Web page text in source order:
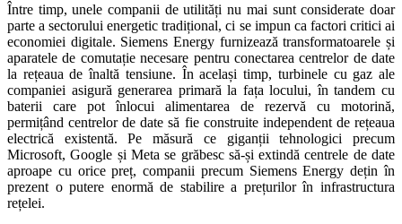
Între timp, unele companii de utilități nu mai sunt considerate doar
parte a sectorului energetic tradițional, ci se impun ca factori critici ai
economiei digitale. Siemens Energy furnizează transformatoarele și
aparatele de comutație necesare pentru conectarea centrelor de date
la rețeaua de înaltă tensiune. În același timp, turbinele cu gaz ale
companiei asigură generarea primară la fața locului, în tandem cu
baterii care pot înlocui alimentarea de rezervă cu motorină,
permițând centrelor de date să fie construite independent de rețeaua
electrică existentă. Pe măsură ce giganții tehnologici precum
Microsoft, Google și Meta se grăbesc să-și extindă centrele de date
aproape cu orice preț, companii precum Siemens Energy dețin în
prezent o putere enormă de stabilire a prețurilor în infrastructura
rețelei.